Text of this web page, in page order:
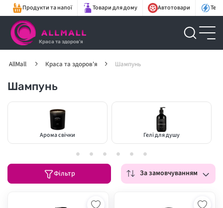
Продукти та напої Товари для дому Автотовари
Краса та здоров'я
AllMall Краса та здоров'я Шампунь
Шампунь
Арома свічки Гелі для душу
Фільтр За замовчуванням